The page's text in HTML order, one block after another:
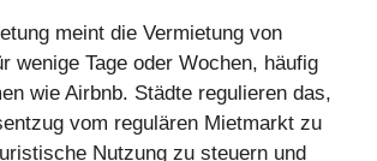
meint die Vermietung von
wenige Tage oder Wochen, häufig
wie Airbnb. Städte regulieren das,
vom regulären Mietmarkt zu
Nutzung zu steuern und